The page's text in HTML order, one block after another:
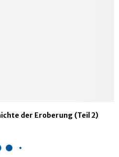
der Eroberung (Teil 2)